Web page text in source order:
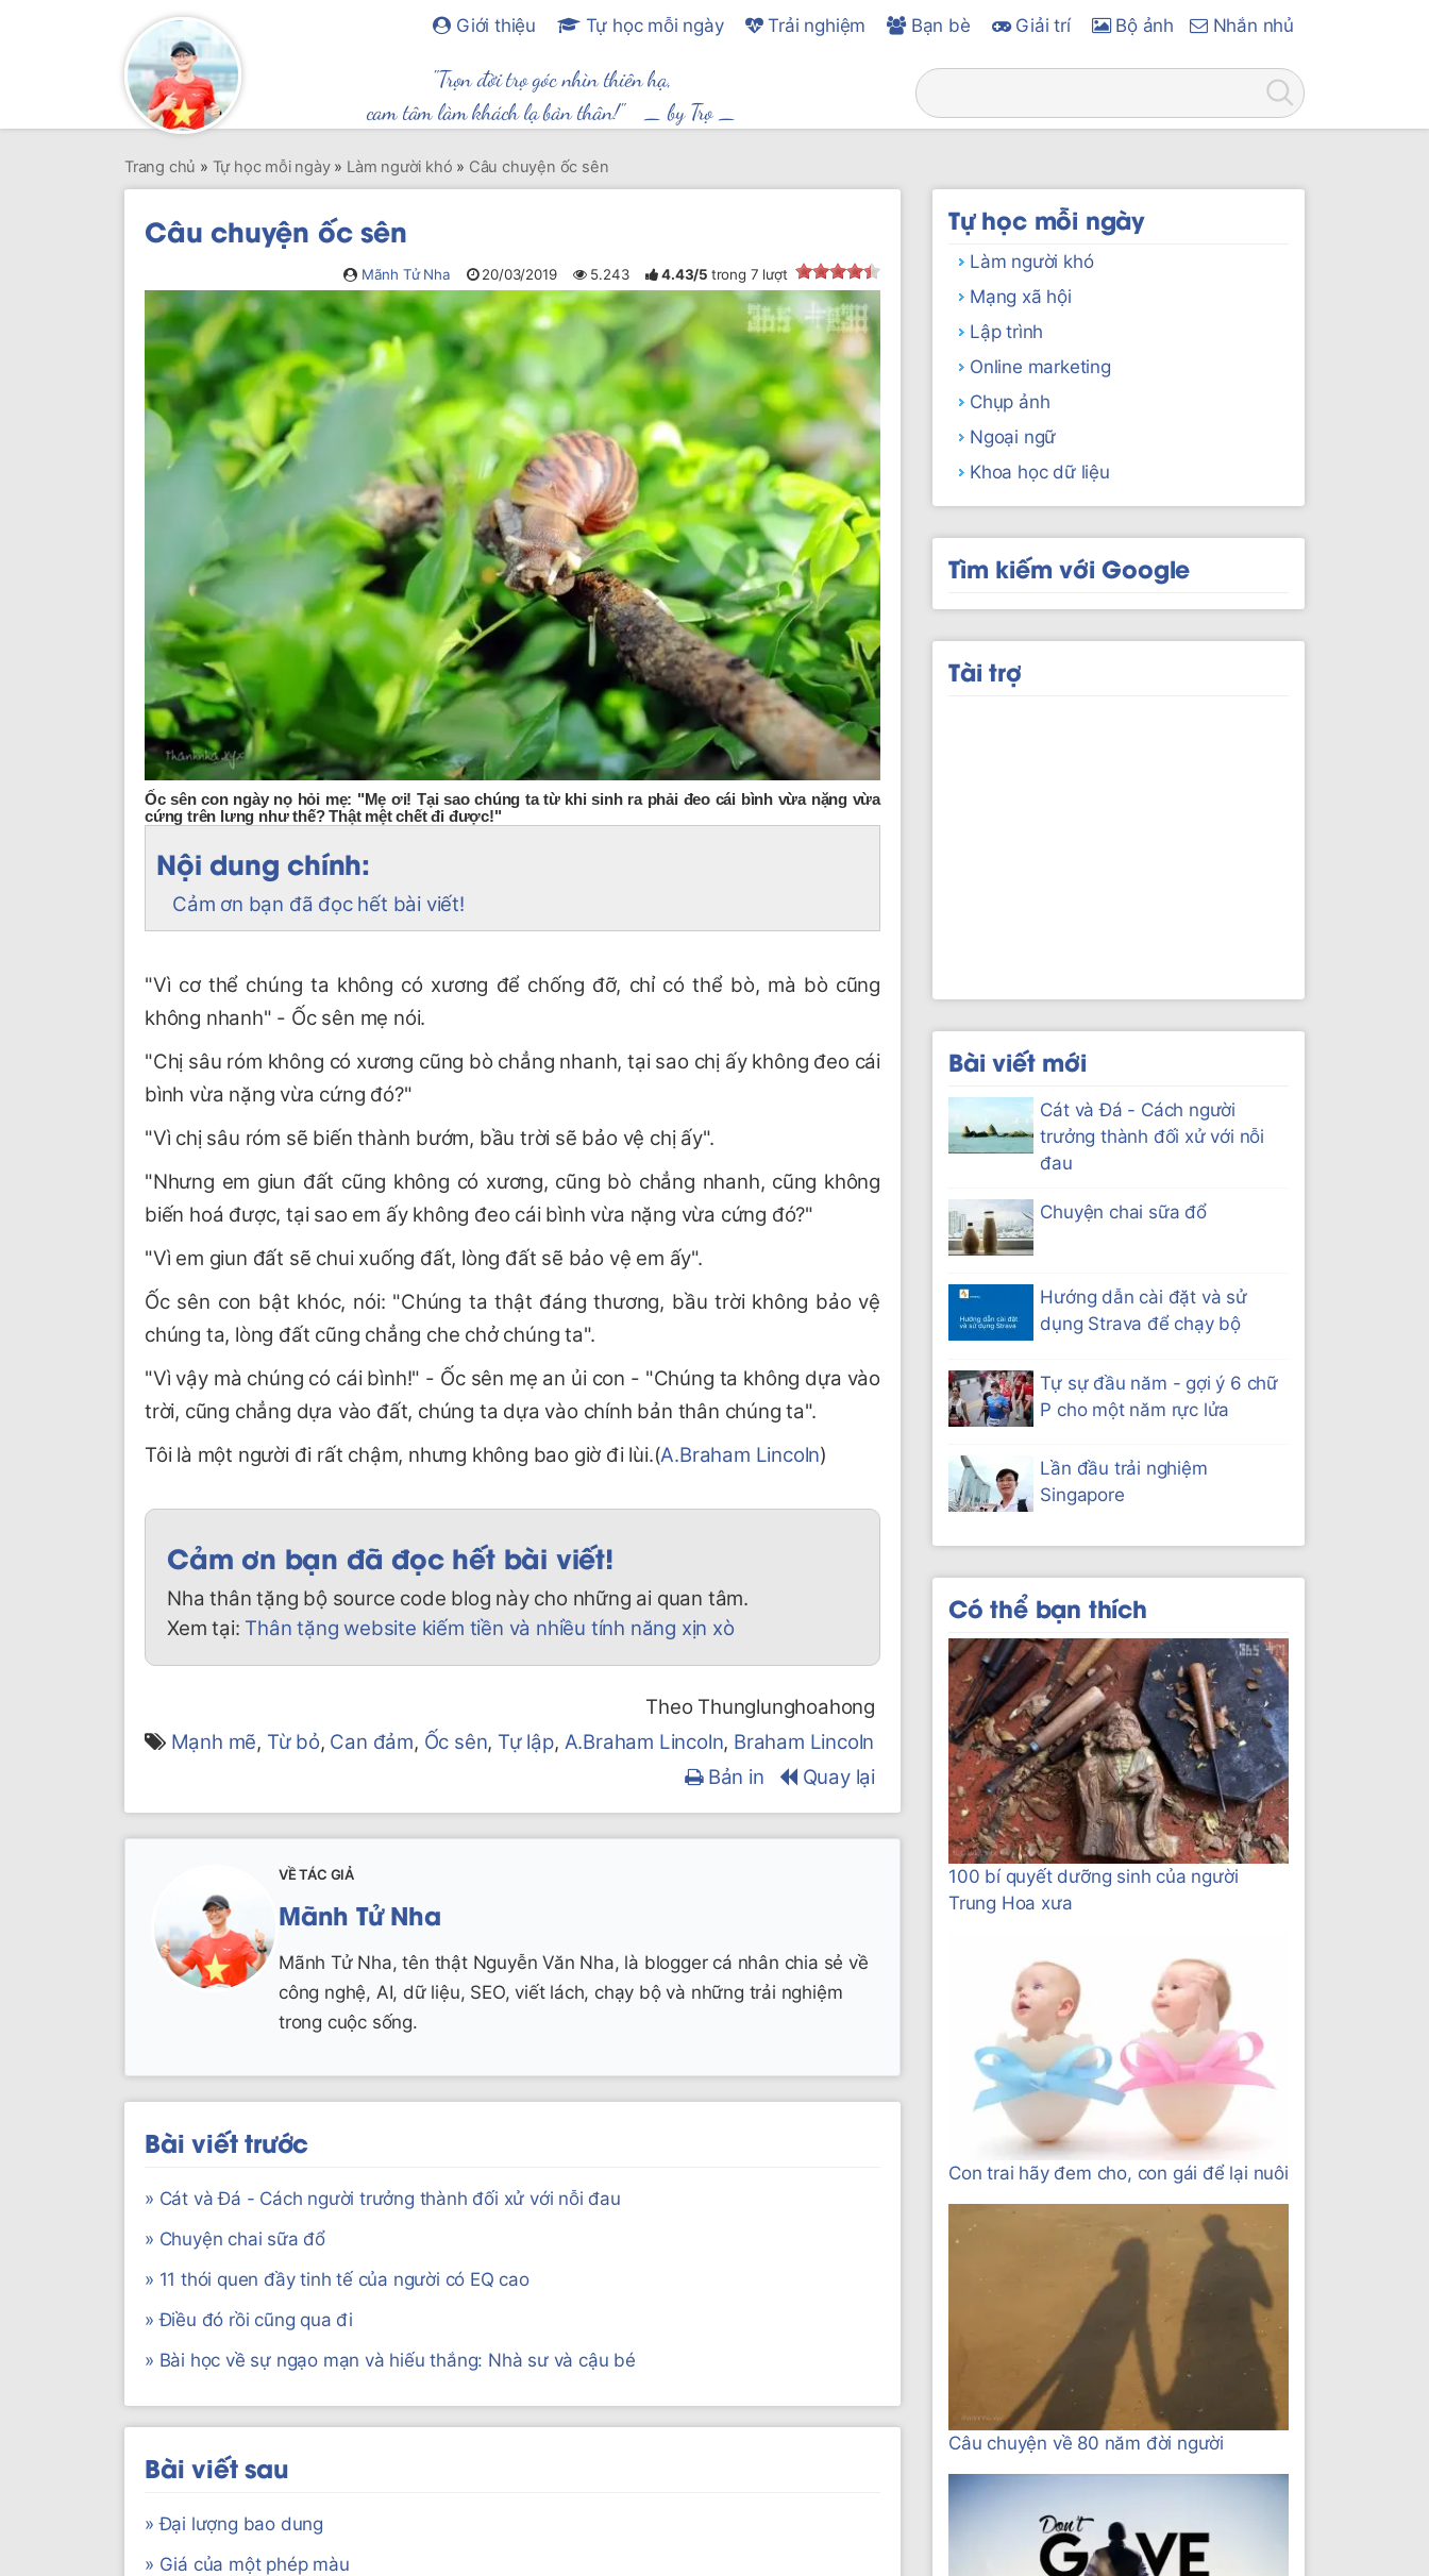
Giới thiệu Tự học mỗi ngày Trải nghiệm Bạn bè Giải trí Bộ ảnh Nhắn nhủ
"Trọn đời trọ góc nhìn thiên hạ,
cam tâm làm khách lạ bản thân!" _by Trọ_
Trang chủ » Tự học mỗi ngày» Làm người khó » Câu chuyện ốc sên
Câu chuyện ốc sên
Mãnh Tử Nha 20/03/2019 5.243 4.43/5 trong 7 lượt
Ốc sên con ngày nọ hỏi mẹ: "Mẹ ơi! Tại sao chúng ta từ khi sinh ra phải đeo cái bình vừa nặng vừa
cứng trên lưng như thế? Thật mệt chết đi được!"
Nội dung chính:
Cảm ơn bạn đã đọc hết bài viết!
"Vì cơ thể chúng ta không có xương để chống đỡ, chỉ có thể bò, mà bò cũng
không nhanh" - Ốc sên mẹ nói.
"Chị sâu róm không có xương cũng bò chẳng nhanh, tại sao chị ấy không đeo cái
bình vừa nặng vừa cứng đó?"
"Vì chị sâu róm sẽ biến thành bướm, bầu trời sẽ bảo vệ chị ấy".
"Nhưng em giun đất cũng không có xương, cũng bò chẳng nhanh, cũng không
biến hoá được, tại sao em ấy không đeo cái bình vừa nặng vừa cứng đó?"
"Vì em giun đất sẽ chui xuống đất, lòng đất sẽ bảo vệ em ấy".
Ốc sên con bật khóc, nói: "Chúng ta thật đáng thương, bầu trời không bảo vệ
chúng ta, lòng đất cũng chẳng che chở chúng ta".
"Vì vậy mà chúng có cái bình!" - Ốc sên mẹ an ủi con - "Chúng ta không dựa vào
trời, cũng chẳng dựa vào đất, chúng ta dựa vào chính bản thân chúng ta".
Tôi là một người đi rất chậm, nhưng không bao giờ đi lùi.(A.Braham Lincoln)
Cảm ơn bạn đã đọc hết bài viết!
Nha thân tặng bộ source code blog này cho những ai quan tâm.
Xem tại: Thân tặng website kiếm tiền và nhiều tính năng xịn xò
Theo Thunglunghoahong
Mạnh mẽ, Từ bỏ, Can đảm, Ốc sên, Tự lập, A.Braham Lincoln, Braham Lincoln
Bản in
Quay lại
VỀ TÁC GIẢ
Mãnh Tử Nha
Mãnh Tử Nha, tên thật Nguyễn Văn Nha, là blogger cá nhân chia sẻ về
công nghệ, AI, dữ liệu, SEO, viết lách, chạy bộ và những trải nghiệm
trong cuộc sống.
Bài viết trước
» Cát và Đá - Cách người trưởng thành đối xử với nỗi đau
» Chuyện chai sữa đổ
» 11 thói quen đầy tinh tế của người có EQ cao
» Điều đó rồi cũng qua đi
» Bài học về sự ngạo mạn và hiếu thắng: Nhà sư và cậu bé
Bài viết sau
» Đại lượng bao dung
» Giá của một phép màu
Tự học mỗi ngày
Làm người khó
Mạng xã hội
Lập trình
Online marketing
Chụp ảnh
Ngoại ngữ
Khoa học dữ liệu
Tìm kiếm với Google
Tài trợ
Bài viết mới
Cát và Đá - Cách người
trưởng thành đối xử với nỗi
đau
Chuyện chai sữa đổ
Hướng dẫn cài đặt và sử
dụng Strava để chạy bộ
Tự sự đầu năm - gợi ý 6 chữ
P cho một năm rực lửa
Lần đầu trải nghiệm
Singapore
Có thể bạn thích
100 bí quyết dưỡng sinh của người
Trung Hoa xưa
Con trai hãy đem cho, con gái để lại nuôi
Câu chuyện về 80 năm đời người